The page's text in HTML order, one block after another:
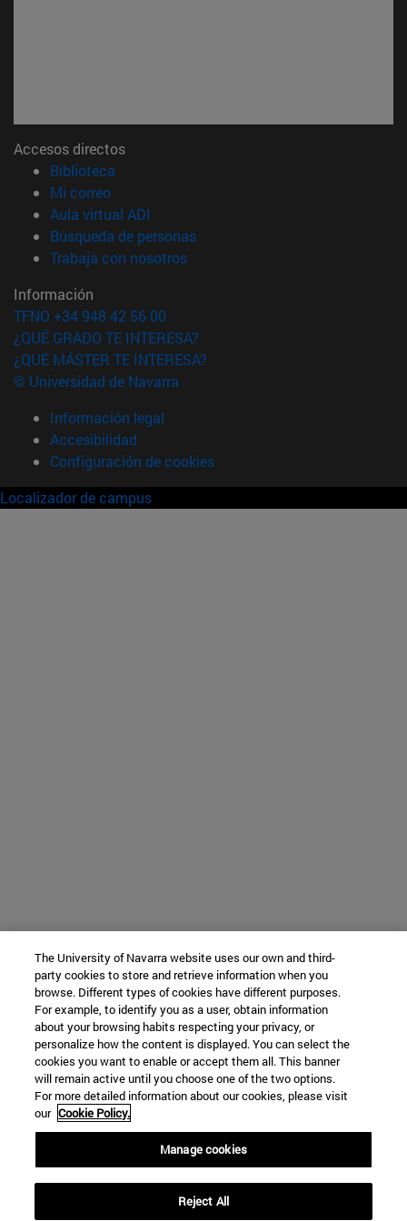
Accesos directos
Biblioteca
Mi correo(abre en nueva ventana)
Aula virtual ADI
Búsqueda de personas(abre en nueva ventana)
Trabaja con nosotros(abre en nueva ventana)
Información
TFNO +34 948 42 56 00
¿QUÉ GRADO TE INTERESA?
¿QUÉ MÁSTER TE INTERESA?
© Universidad de Navarra
Información legal
Accesibilidad
Configuración de cookies
Localizador de campus
The University of Navarra website uses our own and third-
party cookies to store and retrieve information when you
browse. Different types of cookies have different purposes.
For example, to identify you as a user, obtain information
about your browsing habits respecting your privacy, or
personalize how the content is displayed. You can select the
cookies you want to enable or accept them all. This banner
will remain active until you choose one of the two options.
For more detailed information about our cookies, please visit
our Cookie Policy.
Manage cookies
Reject All